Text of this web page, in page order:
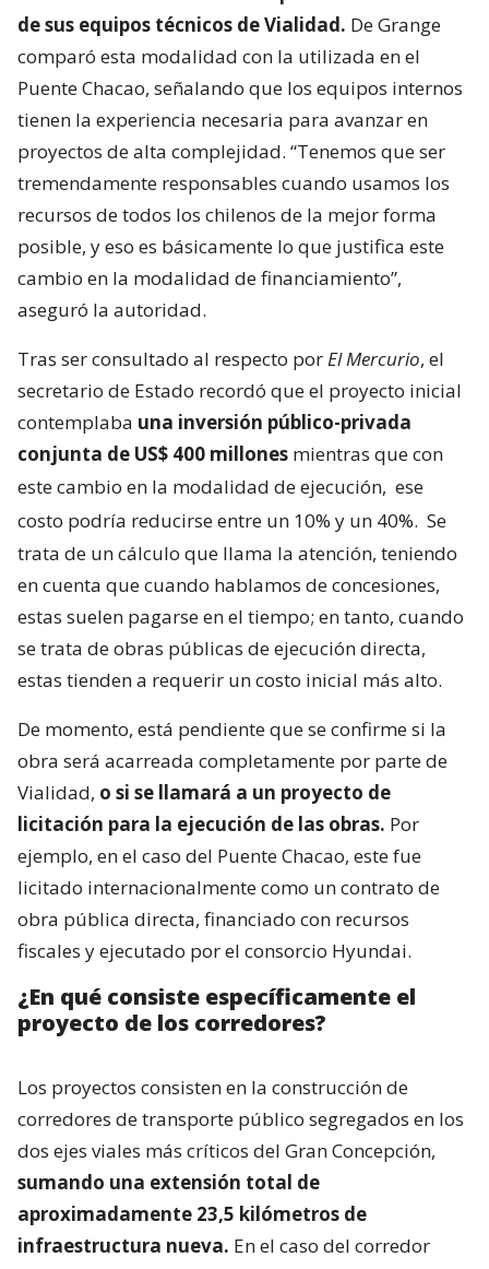
de sus equipos técnicos de Vialidad. De Grange
comparó esta modalidad con la utilizada en el
Puente Chacao, señalando que los equipos internos
tienen la experiencia necesaria para avanzar en
proyectos de alta complejidad. “Tenemos que ser
tremendamente responsables cuando usamos los
recursos de todos los chilenos de la mejor forma
posible, y eso es básicamente lo que justifica este
cambio en la modalidad de financiamiento”,
aseguró la autoridad.
Tras ser consultado al respecto porEl Mercurio, el
secretario de Estado recordó que el proyecto inicial
contemplaba una inversión público-privada
conjunta de US$ 400 millones mientras que con
este cambio en la modalidad de ejecución, ese
costo podría reducirse entre un 10% y un 40%. Se
trata de un cálculo que llama la atención, teniendo
en cuenta que cuando hablamos de concesiones,
estas suelen pagarse en el tiempo; en tanto, cuando
se trata de obras públicas de ejecución directa,
estas tienden a requerir un costo inicial más alto.
De momento, está pendiente que se confirme si la
obra será acarreada completamente por parte de
Vialidad, o si se llamará a un proyecto de
licitación para la ejecución de las obras. Por
ejemplo, en el caso del Puente Chacao, este fue
licitado internacionalmente como un contrato de
obra pública directa, financiado con recursos
fiscales y ejecutado por el consorcio Hyundai.
¿En qué consiste específicamente el
proyecto de los corredores?
Los proyectos consisten en la construcción de
corredores de transporte público segregados en los
dos ejes viales más críticos del Gran Concepción,
sumando una extensión total de
aproximadamente 23,5 kilómetros de
infraestructura nueva. En el caso del corredor